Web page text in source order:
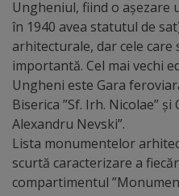
performanță
Orașul
în
imagini
Galerie
video
Ungheniul, fiind o așezare
în 1940 avea statutul de
arhitecturale, dar cele care
importantă. Cel mai vechi
Ungheni este Gara
Biserica ”Sf. Irh. Nicolae”
Alexandru Nevski”.
Lista monumentelor
scurtă caracterizare a
compartimentul